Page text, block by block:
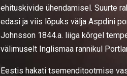
ehituskivide ühendamisel. Suurte
edasi ja viis lõpuks välja Aspdini
Johnsson 1844.a. liiga kõrgel
välimuselt Inglismaa rannikul
Eestis hakati tsemenditootmise